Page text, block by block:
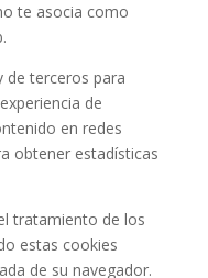
te asocia como
de terceros para
de
en redes
obtener estadísticas
tratamiento de los
estas cookies
de su navegador.